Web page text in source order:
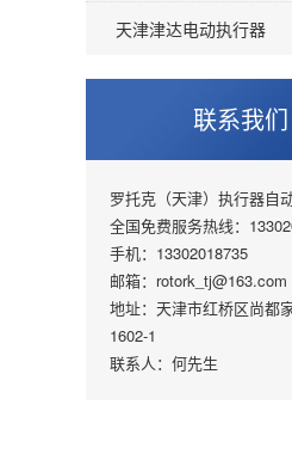
天津津达电动执行器
联系我们
罗托克（天津）执行器自
全国免费服务热线：
手机：13302018735
邮箱：rotork_tj@163.com
地址：天津市红桥区尚都
1602-1
联系人：何先生